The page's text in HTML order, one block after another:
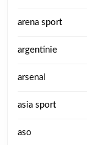
arena sport
argentinie
arsenal
asia sport
aso